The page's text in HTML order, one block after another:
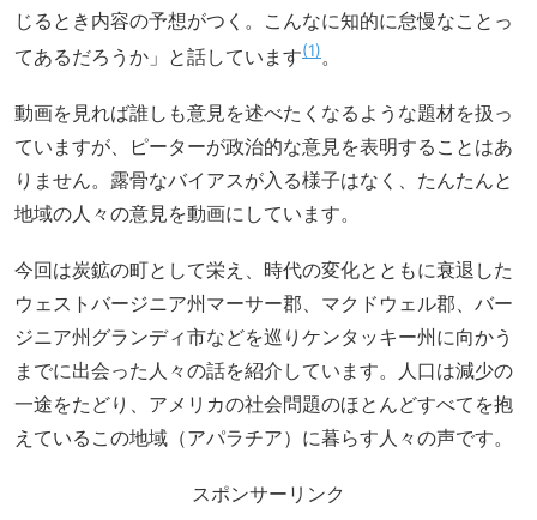
じるとき内容の予想がつく。こんなに知的に怠慢なことっ
てあるだろうか」と話しています 1 。
動画を見れば誰しも意見を述べたくなるような題材を扱っ
ていますが、ピーターが政治的な意見を表明することはあ
りません。露骨なバイアスが入る様子はなく、たんたんと
地域の人々の意見を動画にしています。
今回は炭鉱の町として栄え、時代の変化とともに衰退した
ウェストバージニア州マーサー郡、マクドウェル郡、バー
ジニア州グランディ市などを巡りケンタッキー州に向かう
までに出会った人々の話を紹介しています。人口は減少の
一途をたどり、アメリカの社会問題のほとんどすべてを抱
えているこの地域（アパラチア）に暮らす人々の声です。
スポンサーリンク